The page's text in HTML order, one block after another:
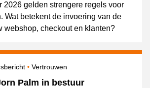
2026 gelden strengere regels voor
Wat betekent de invoering van de
webshop, checkout en klanten?
Palm in bestuur
Onderwerpen
Vertrouwen